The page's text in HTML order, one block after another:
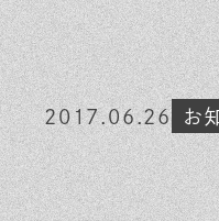
2017.06.26 お